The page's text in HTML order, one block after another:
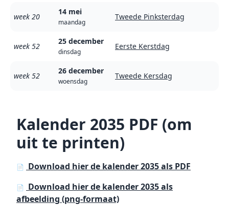
week 20
14 mei
maandag
Tweede Pinksterdag
week 52
25 december
dinsdag
Eerste Kerstdag
week 52
26 december
woensdag
Tweede Kersdag
Kalender 2035 PDF (om
uit te printen)
📄 Download hier de kalender 2035 als PDF
📄
Download hier de kalender 2035 als
afbeelding (png-formaat)